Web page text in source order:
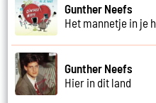
Gunther Neefs
Het mannetje in je
Gunther Neefs
Hier in dit land